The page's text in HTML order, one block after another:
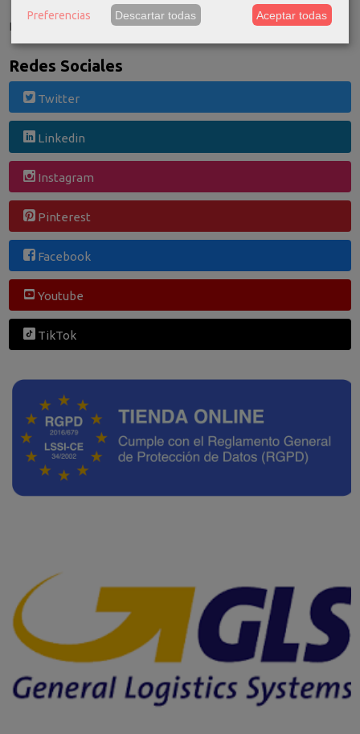
El carrito de la compra está vacío
Redes Sociales
Twitter
Linkedin
Instagram
Pinterest
Facebook
Youtube
TikTok
Preferencias Descartar todas Aceptar todas